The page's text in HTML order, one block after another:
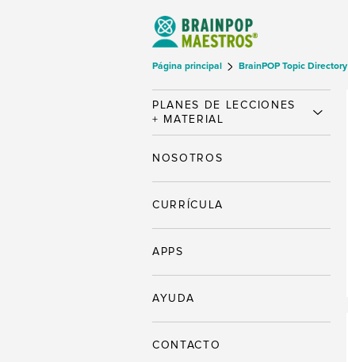
Página principal BrainPOP Topic Directory
PLANES DE LECCIONES
+ MATERIAL
NOSOTROS
CURRÍCULA
APPS
AYUDA
CONTACTO